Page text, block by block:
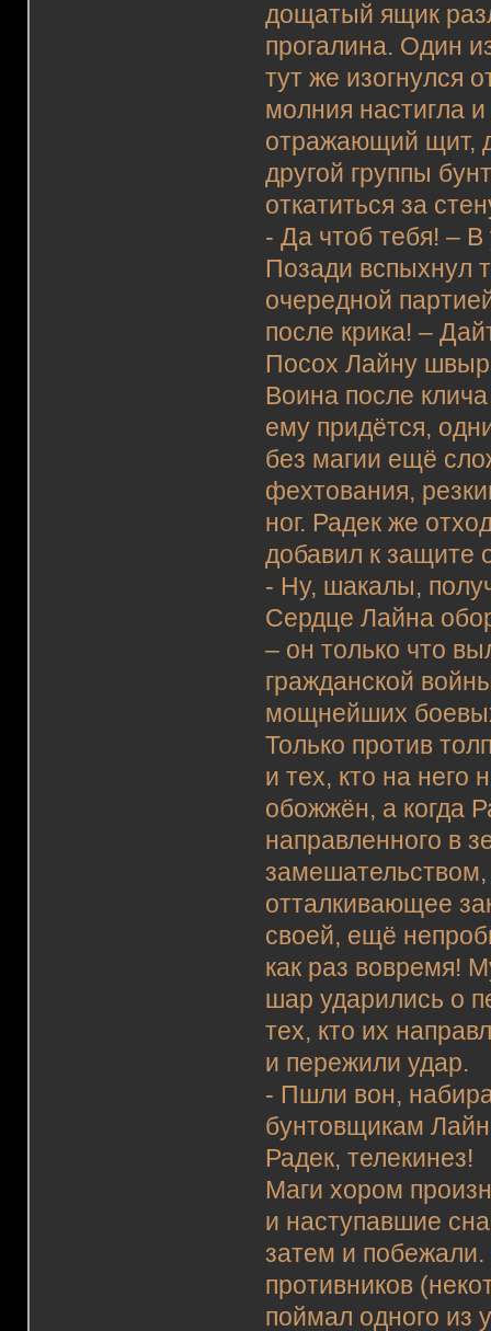
дощатый ящик
прогалина. Один
тут же изогнулся
молния настигла
отражающий щит,
другой группы
откатиться за
- Да чтоб тебя! – В
Позади вспыхнул
очередной
после крика! –
Посох Лайну
Воина после
ему придётся,
без магии ещё
фехтования,
ног. Радек же
добавил к защите
- Ну, шакалы,
Сердце Лайна
– он только что
гражданской
мощнейших
Только против
и тех, кто на него
обожжён, а когда
направленного в
замешательством,
отталкивающее
своей, ещё
как раз вовремя!
шар ударились о
тех, кто их
и пережили удар.
- Пшли вон,
бунтовщикам
Радек, телекинез!
Маги хором
и наступавшие
затем и
противников
поймал одного из